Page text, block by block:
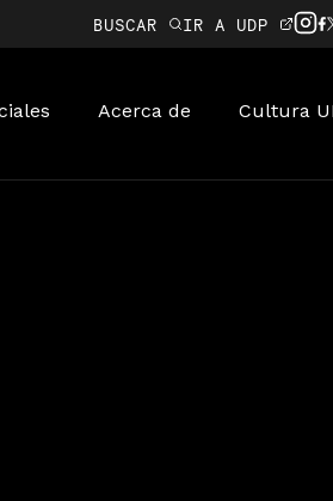
BUSCAR IR A UDP
Acerca de Cultura